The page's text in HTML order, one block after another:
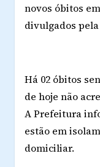
novos óbitos
divulgados pela
Há 02 óbitos
de hoje não
A Prefeitura
estão em
domiciliar.